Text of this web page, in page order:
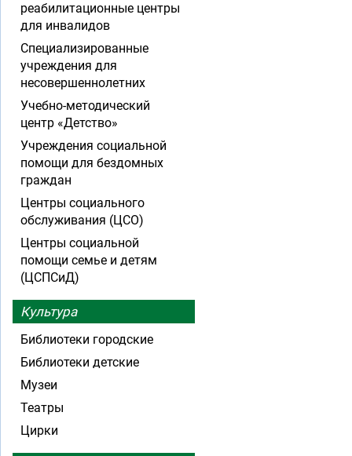
реабилитационные центры
для инвалидов
Специализированные
учреждения для
несовершеннолетних
Учебно-методический
центр «Детство»
Учреждения социальной
помощи для бездомных
граждан
Центры социального
обслуживания (ЦСО)
Центры социальной
помощи семье и детям
(ЦСПСиД)
Культура
Библиотеки городские
Библиотеки детские
Музеи
Театры
Цирки